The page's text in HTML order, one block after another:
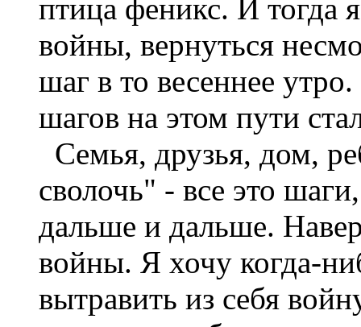
птица феникс. И тогда
войны, вернуться
шаг в то весеннее
шагов на этом пути
Семья, друзья, дом,
сволочь" - все это
дальше и дальше.
войны. Я хочу когда-
вытравить из себя